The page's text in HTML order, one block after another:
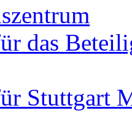
das
Stuttgart